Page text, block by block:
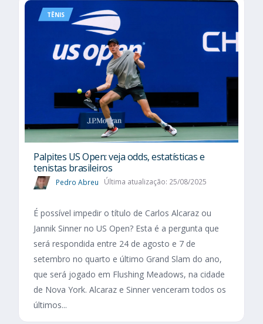
TÊNIS
Palpites US Open: veja odds, estatísticas e
tenistas brasileiros
Pedro Abreu Última atualização: 25/08/2025
É possível impedir o título de Carlos Alcaraz ou
Jannik Sinner no US Open? Esta é a pergunta que
será respondida entre 24 de agosto e 7 de
setembro no quarto e último Grand Slam do ano,
que será jogado em Flushing Meadows, na cidade
de Nova York. Alcaraz e Sinner venceram todos os
últimos...